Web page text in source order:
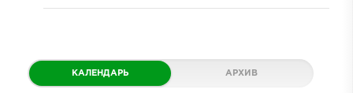
КАЛЕНДАРЬ АРХИВ